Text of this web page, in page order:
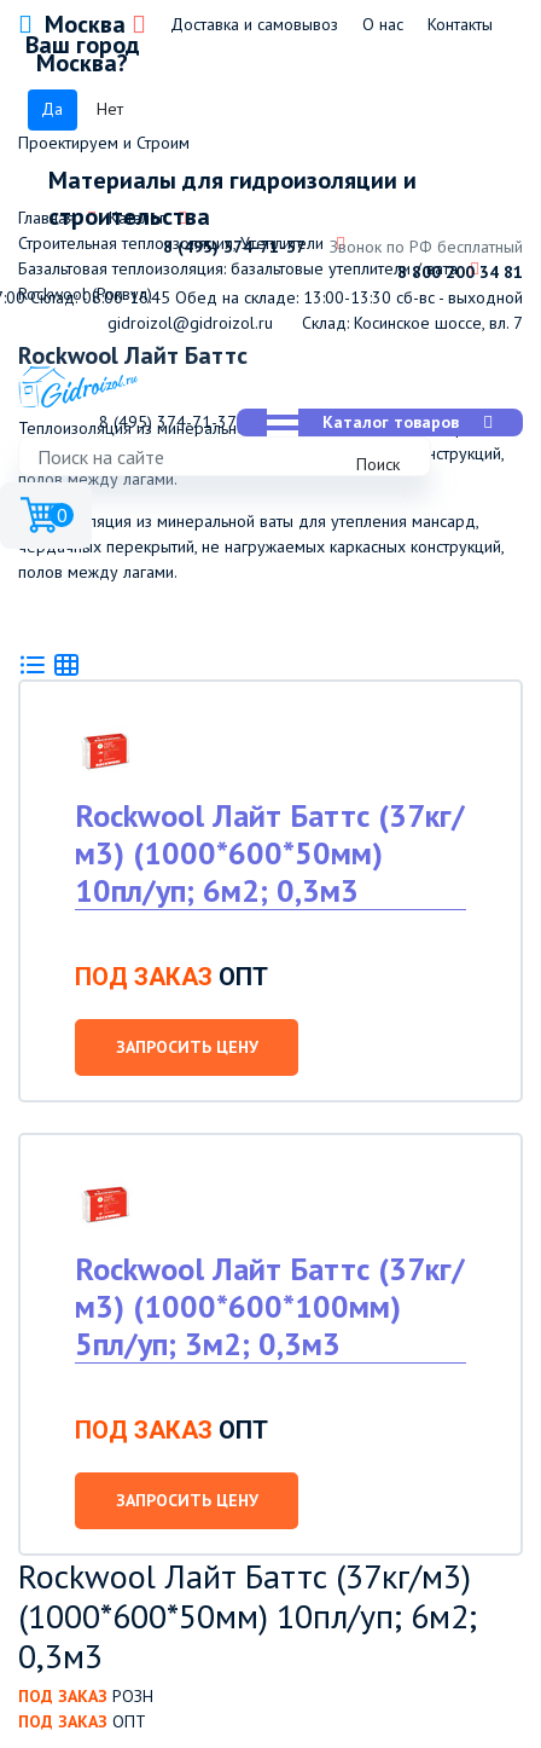
Москва
Ваш город
Москва?
Да Нет
Доставка и самовывоз О нас Контакты
Проектируем и Строим
Материалы для гидроизоляции и
строительства
8 (495) 374-71-37
Звонок по РФ бесплатный
8 800 200 34 81
Склад: 08:00-16:45 Обед на складе: 13:00-13:30 сб-вс - выходной
gidroizol@gidroizol.ru
Склад: Косинское шоссе, вл. 7
8 (495) 374-71-37
Каталог товаров
Поиск
0
Главная
Каталог
Строительная теплоизоляция, Утеплители
Базальтовая теплоизоляция: базальтовые утеплители / вата
Rockwool (Роквул)
Rockwool Лайт Баттс
Теплоизоляция из минеральной ваты для утепления мансард,
чердачных перекрытий, не нагружаемых каркасных конструкций,
полов между лагами.
Теплоизоляция из минеральной ваты для утепления мансард,
чердачных перекрытий, не нагружаемых каркасных конструкций,
полов между лагами.
Rockwool Лайт Баттс (37кг/
м3) (1000*600*50мм)
10пл/уп; 6м2; 0,3м3
ПОД ЗАКАЗ ОПТ
ЗАПРОСИТЬ ЦЕНУ
Rockwool Лайт Баттс (37кг/
м3) (1000*600*100мм)
5пл/уп; 3м2; 0,3м3
ПОД ЗАКАЗ ОПТ
ЗАПРОСИТЬ ЦЕНУ
Rockwool Лайт Баттс (37кг/м3)
(1000*600*50мм) 10пл/уп; 6м2;
0,3м3
ПОД ЗАКАЗ РОЗН
ПОД ЗАКАЗ ОПТ